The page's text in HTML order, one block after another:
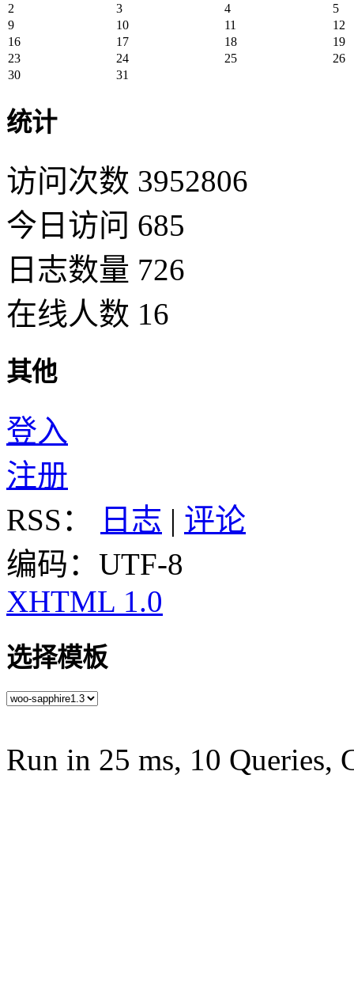
2 3 4
5
9
10 11
12
16
17 18
19
23
24 25
26
30
31
统计
访问次数 3952806
今日访问 685
日志数量 726
在线人数 16
其他
登入
注册
RSS：
日志 | 评论
编码：UTF-8
XHTML 1.0
选择模板
Run in 25 ms, 10 Queries,